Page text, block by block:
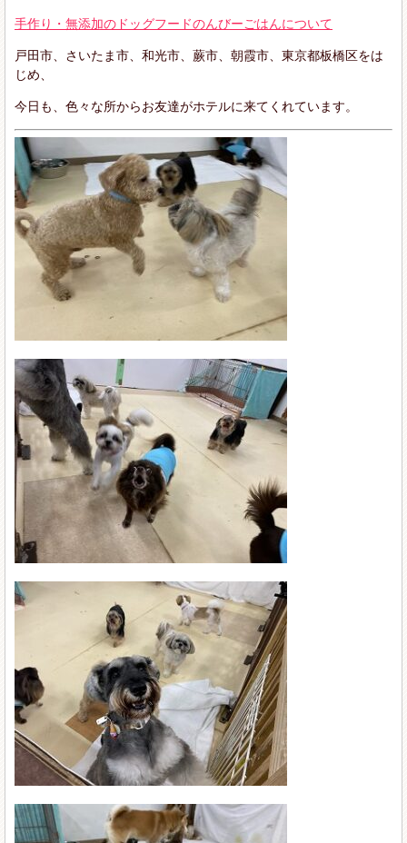
手作り・無添加のドッグフードのんびーごはんについて
戸田市、さいたま市、和光市、蕨市、朝霞市、東京都板橋区をは
じめ、
今日も、色々な所からお友達がホテルに来てくれています。